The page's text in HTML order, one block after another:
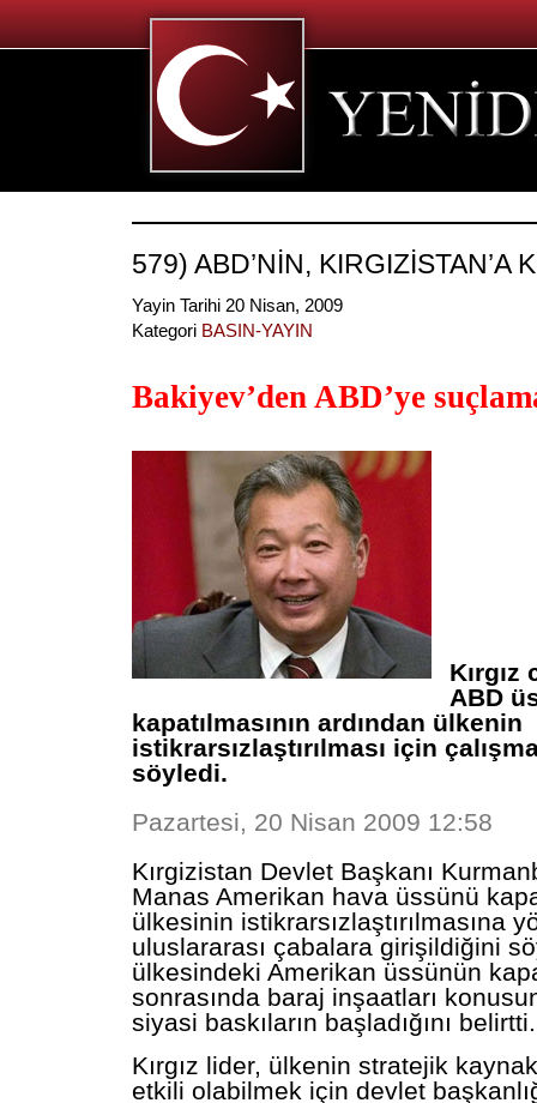
579) ABD’NİN, KIRGIZİSTAN’A
Yayin Tarihi 20 Nisan, 2009
Kategori BASIN-YAYIN
Bakiyev’den ABD’ye
ABD
kapatılmasının ardından ülkenin
istikrarsızlaştırılması için
söyledi.
Pazartesi, 20 Nisan 2009 12:58
Kırgizistan Devlet Başkanı
Manas Amerikan hava üssünü
ülkesinin istikrarsızlaştırılmasına
uluslararası çabalara girişildiğini
ülkesindeki Amerikan üssünün
sonrasında baraj inşaatları
siyasi baskıların başladığını belirtti.
Kırgız lider, ülkenin stratejik
etkili olabilmek için devlet